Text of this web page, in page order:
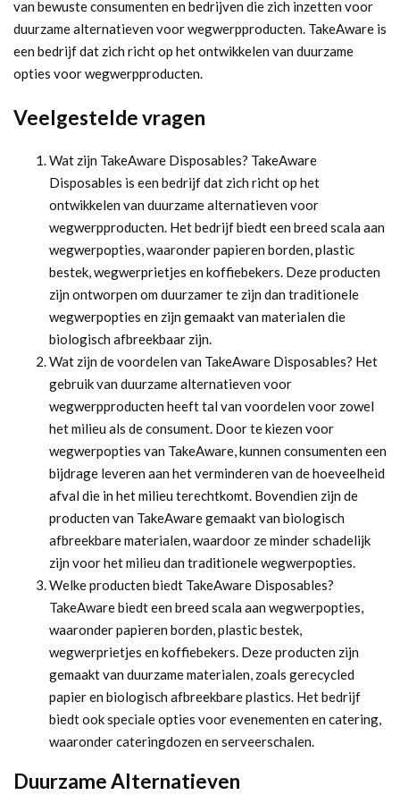
van bewuste consumenten en bedrijven die zich inzetten voor
duurzame alternatieven voor wegwerpproducten. TakeAware is
een bedrijf dat zich richt op het ontwikkelen van duurzame
opties voor wegwerpproducten.
Veelgestelde vragen
Wat zijn TakeAware Disposables? TakeAware
Disposables is een bedrijf dat zich richt op het
ontwikkelen van duurzame alternatieven voor
wegwerpproducten. Het bedrijf biedt een breed scala aan
wegwerpopties, waaronder papieren borden, plastic
bestek, wegwerprietjes en koffiebekers. Deze producten
zijn ontworpen om duurzamer te zijn dan traditionele
wegwerpopties en zijn gemaakt van materialen die
biologisch afbreekbaar zijn.
Wat zijn de voordelen van TakeAware Disposables? Het
gebruik van duurzame alternatieven voor
wegwerpproducten heeft tal van voordelen voor zowel
het milieu als de consument. Door te kiezen voor
wegwerpopties van TakeAware, kunnen consumenten een
bijdrage leveren aan het verminderen van de hoeveelheid
afval die in het milieu terechtkomt. Bovendien zijn de
producten van TakeAware gemaakt van biologisch
afbreekbare materialen, waardoor ze minder schadelijk
zijn voor het milieu dan traditionele wegwerpopties.
Welke producten biedt TakeAware Disposables?
TakeAware biedt een breed scala aan wegwerpopties,
waaronder papieren borden, plastic bestek,
wegwerprietjes en koffiebekers. Deze producten zijn
gemaakt van duurzame materialen, zoals gerecycled
papier en biologisch afbreekbare plastics. Het bedrijf
biedt ook speciale opties voor evenementen en catering,
waaronder cateringdozen en serveerschalen.
Duurzame Alternatieven